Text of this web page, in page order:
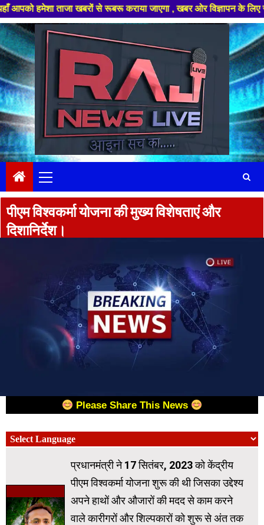
ताजा खबरों से रूबरू कराया जाएगा , खबर ओर विज्ञापन के लिए संपर्क करे
Skip
to
content
Menu
पीएम विश्वकर्मा योजना की मुख्य विशेषताएं और
दिशानिर्देश।
Please Share This News
प्रधानमंत्री ने 17 सितंबर, 2023 को केंद्रीय
पीएम विश्वकर्मा योजना शुरू की थी जिसका उद्देश्य
अपने हाथों और औजारों की मदद से काम करने
वाले कारीगरों और शिल्पकारों को शुरू से अंत तक